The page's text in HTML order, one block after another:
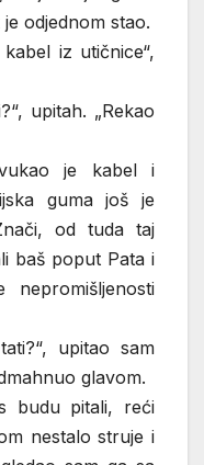
odjednom stao.
iz utičnice“,
upitah. „Rekao
je kabel i
guma još je
od tuda taj
baš poput Pata i
upitao sam
glavom.
budu pitali, reći
nestalo struje i